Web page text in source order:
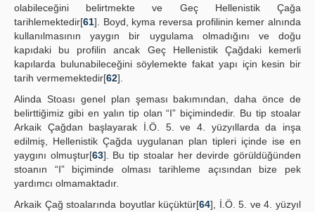
olabileceğini belirtmekte ve Geç Hellenistik Çağa
tarihlemektedir[61]. Boyd, kyma reversa profilinin kemer alnında
kullanılmasının yaygın bir uygulama olmadığını ve doğu
kapıdaki bu profilin ancak Geç Hellenistik Çağdaki kemerli
kapılarda bulunabileceğini söylemekte fakat yapı için kesin bir
tarih vermemektedir[62].
Alinda Stoası genel plan şeması bakımından, daha önce de
belirttiğimiz gibi en yalın tip olan “I” biçimindedir. Bu tip stoalar
Arkaik Çağdan başlayarak İ.Ö. 5. ve 4. yüzyıllarda da inşa
edilmiş, Hellenistik Çağda uygulanan plan tipleri içinde ise en
yaygını olmuştur[63]. Bu tip stoalar her devirde görüldüğünden
stoanın “I” biçiminde olması tarihleme açısından bize pek
yardımcı olmamaktadır.
Arkaik Çağ stoalarında boyutlar küçüktür[64], İ.Ö. 5. ve 4. yüzyıl